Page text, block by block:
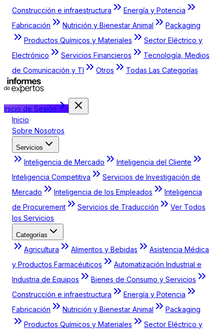
Construcción e infraestructura
Energía y Potencia
Fabricación
Nutrición y Bienestar Animal
Packaging
Productos Químicos y Materiales
Sector Eléctrico y
Electrónico
Servicios Financieros
Tecnología, Medios
de Comunicación y TI
Otros Todas Las Categorías
Inicio de Sesión
Inicio
Sobre Nosotros
Servicios
Inteligencia de Mercado
Inteligencia del Cliente
Inteligencia Competitiva
Servicios de Investigación de
Mercado
Inteligencia de los Empleados
Inteligencia
de Procurement
Servicios de Traducción
Ver Todos
los Servicios
Categorías
Agricultura Alimentos y Bebidas
Asistencia Médica
y Productos Farmacéuticos
Automatización Industrial e
Industria de Equipos
Bienes de Consumo y Servicios
Construcción e infraestructura
Energía y Potencia
Fabricación
Nutrición y Bienestar Animal
Packaging
Productos Químicos y Materiales
Sector Eléctrico y